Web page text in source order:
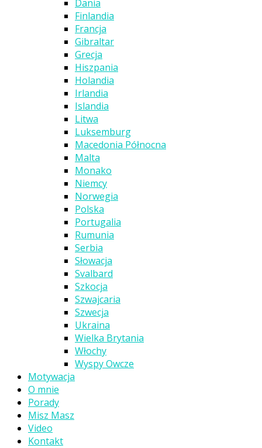
Dania
Finlandia
Francja
Gibraltar
Grecja
Hiszpania
Holandia
Irlandia
Islandia
Litwa
Luksemburg
Macedonia Północna
Malta
Monako
Niemcy
Norwegia
Polska
Portugalia
Rumunia
Serbia
Słowacja
Svalbard
Szkocja
Szwajcaria
Szwecja
Ukraina
Wielka Brytania
Włochy
Wyspy Owcze
Motywacja
O mnie
Porady
Misz Masz
Video
Kontakt